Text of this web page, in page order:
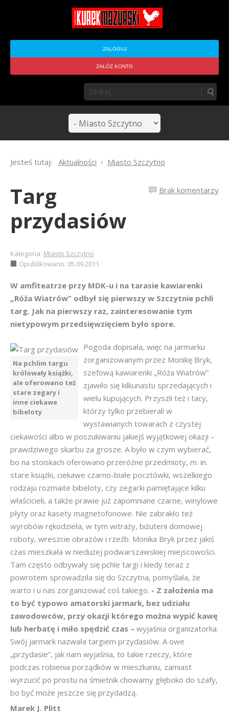
ZALOGUJ
ZAŁÓŻ KONTO
Jesteś tutaj: Aktualności Miasto Szczytno
Brak komentarzy
Targ
przydasiów
Kategoria: Miasto Szczytno
Opublikowano: 05.09.2011
W amfiteatrze przy MDK-u i na tarasie kawiarenki
„Róża Wiatrów” odbył się pierwszy w Szczytnie pchli
targ. Jak na pierwszy raz, zainteresowanie tym
nietypowym przedsięwzięciem było spore.
Na pchlim targu
królowały książki,
ale oferowano też
stare zegary i
inne ciekawe
bibeloty
Pogoda dopisała, więc na jarmarku
zorganizowanym przez Monikę Bryk,
szefową kawiarenki „Róża Wiatrów”
zjawiło się kilkunastu sprzedających i
wielu kupujących. Przyszli też i tacy,
którzy tylko przebierali w
wystawianych towarach z czystej
ciekawości albo w poszukiwaniu jakiejś wyjątkowej okazji –
prawdziwego skarbu za grosze. A było w czym wybierać,
bo na stoiskach oferowano przeróżne przedmioty, m. in.
stare książki, ciekawe czarno-białe pocztówki, wszelkiego
rodzaju rozmaite bibeloty, czy zegarki pamiętające kilku
właścicieli, a także prawie już zapomniane czarne, winylowe
płyty oraz kasety magnetofonowe. Nie zabrakło też
wyrobów rękodzieła, w tym witraży, biżuterii domowej
roboty, wreszcie obrazów i rzeźb. Monika Bryk przez jakiś
czas mieszkała w niedużej podwarszawskiej miejscowości.
Tam często odbywały się pchle targi i kiedy teraz z
powrotem sprowadziła się do Szczytna, pomyślała, że
warto i u nas zorganizować coś takiego. - Z założenia ma
to być typowo amatorski jarmark, bez udziału
zawodowców, przy okazji którego można wypić kawę
lub herbatę i miło spędzić czas – wyjaśnia organizatorka.
Swój jarmark nazwała targiem przydasiów. A owe
„przydasie”, jak nam wyjaśnia, to takie rzeczy, które
podczas robienia porządków w mieszkaniu, zamiast
wyrzucić po prostu na śmietnik chowamy głęboko do szafy,
bo być może jeszcze się przydadzą.
Marek J. Plitt